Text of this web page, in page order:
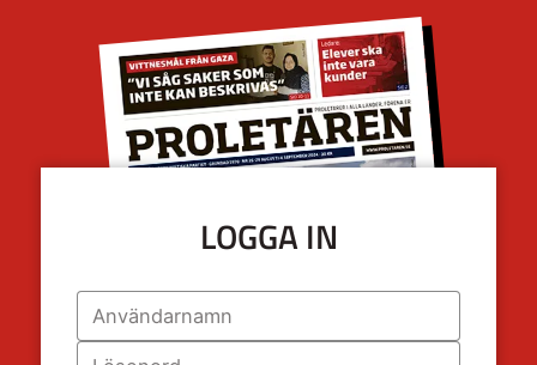
LOGGA IN